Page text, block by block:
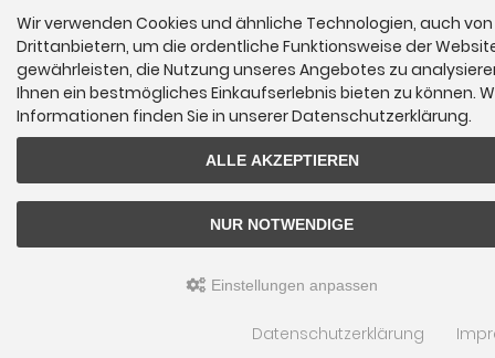
Wir verwenden Cookies und ähnliche Technologien, auch von
Drittanbietern, um die ordentliche Funktionsweise der
gewährleisten, die Nutzung unseres Angebotes zu
Ihnen ein bestmögliches Einkaufserlebnis bieten zu können.
Informationen finden Sie in unserer Datenschutzerklärung.
ALLE AKZEPTIEREN
NUR NOTWENDIGE
Einstellungen anpassen
Datenschutzerklärung